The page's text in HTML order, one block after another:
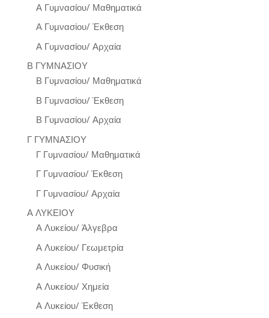
Α Γυμνασίου/ Μαθηματικά
Α Γυμνασίου/ Έκθεση
Α Γυμνασίου/ Αρχαία
Β ΓΥΜΝΑΣΙΟΥ
Β Γυμνασίου/ Μαθηματικά
Β Γυμνασίου/ Έκθεση
Β Γυμνασίου/ Αρχαία
Γ ΓΥΜΝΑΣΙΟΥ
Γ Γυμνασίου/ Μαθηματικά
Γ Γυμνασίου/ Έκθεση
Γ Γυμνασίου/ Αρχαία
Α ΛΥΚΕΙΟΥ
Α Λυκείου/ Άλγεβρα
Α Λυκείου/ Γεωμετρία
Α Λυκείου/ Φυσική
Α Λυκείου/ Χημεία
Α Λυκείου/ Έκθεση